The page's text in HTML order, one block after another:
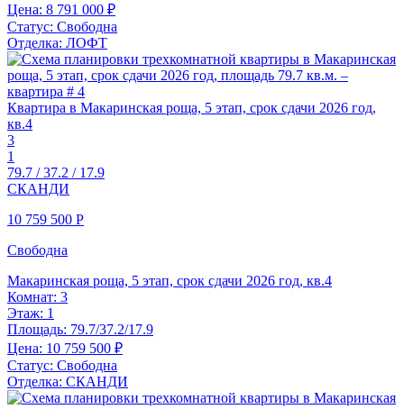
Цена: 8 791 000 ₽
Статус: Свободна
Отделка: ЛОФТ
Квартира в Макаринская роща, 5 этап, срок сдачи 2026 год,
кв.4
3
1
79.7 / 37.2 / 17.9
СКАНДИ
10 759 500 Р
Свободна
Макаринская роща, 5 этап, срок сдачи 2026 год, кв.4
Комнат: 3
Этаж: 1
Площадь: 79.7/37.2/17.9
Цена: 10 759 500 ₽
Статус: Свободна
Отделка: СКАНДИ